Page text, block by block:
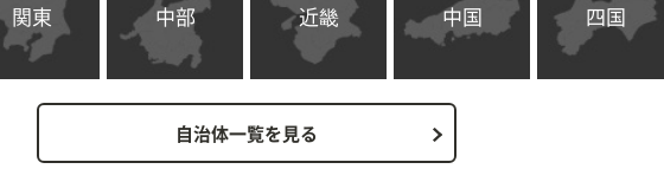
関東 中部 近畿 中国 四国
自治体一覧を見る